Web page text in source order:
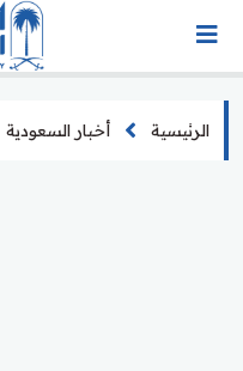
الرئيسية أخبار السعودية